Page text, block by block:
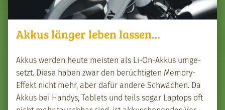
Akkus länger leben lassen…
Akkus wer­den heute meis­ten als Li-On-Akkus umge­
set­zt. Diese haben zwar den berüchtigten Mem­o­ry-
Effekt nicht mehr, aber dafür andere Schwächen. Da
Akkus bei Handys, Tablets und teils sog­ar Lap­tops oft